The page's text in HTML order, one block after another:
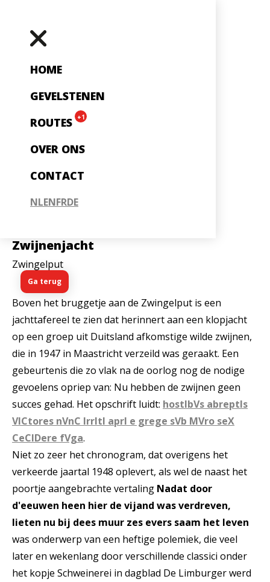
HOME
GEVELSTENEN
ROUTES
+1
OVER ONS
CONTACT
NLENFRDE
Zwijnenjacht
Zwingelput
Ga terug
Boven het bruggetje aan de Zwingelput is een
jachttafereel te zien dat herinnert aan een klopjacht
op een groep uit Duitsland afkomstige wilde zwijnen,
die in 1947 in Maastricht verzeild was geraakt. Een
gebeurtenis die zo vlak na de oorlog nog de nodige
gevoelens opriep van: Nu hebben de zwijnen geen
succes gehad. Het opschrift luidt: hostIbVs abreptIs
VICtores nVnC IrrItI aprI e grege sVb MVro seX
CeCIDere fVga.
Niet zo zeer het chronogram, dat overigens het
verkeerde jaartal 1948 oplevert, als wel de naast het
poortje aangebrachte vertaling Nadat door
d'eeuwen heen hier de vijand was verdreven,
lieten nu bij dees muur zes evers saam het leven
was onderwerp van een heftige polemiek, die veel
later en wekenlang door verschillende classici onder
het kopje Schweinerei in dagblad De Limburger werd